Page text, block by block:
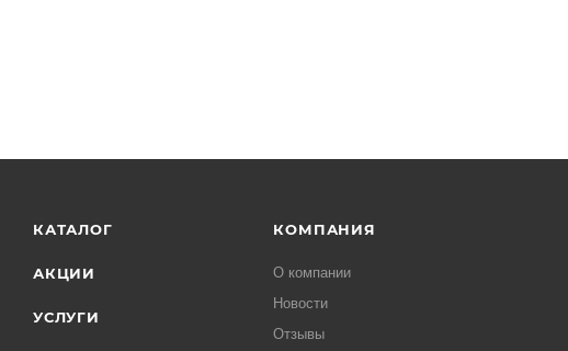
КАТАЛОГ
АКЦИИ
УСЛУГИ
КОМПАНИЯ
О компании
Новости
Отзывы